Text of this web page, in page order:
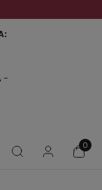
–